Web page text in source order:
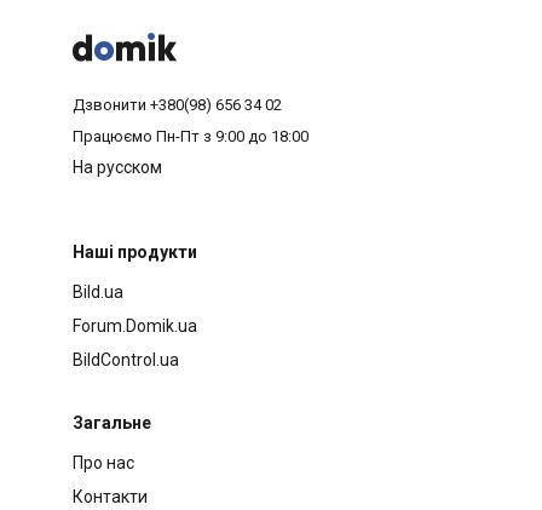



Дзвонити +380(98) 656 34 02
Працюємо Пн-Пт з 9:00 до 18:00
На русском
Наші продукти
Bild.ua
Forum.Domik.ua
BildControl.ua
Загальне
Про нас
Контакти